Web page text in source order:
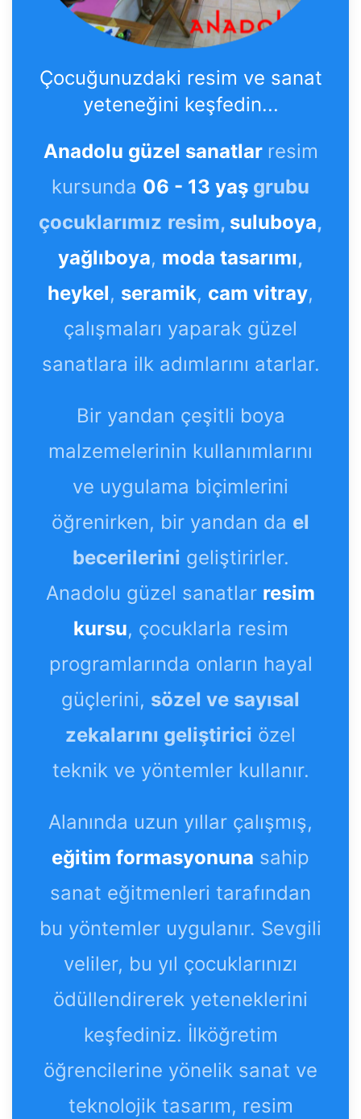
Çocuğunuzdaki resim ve sanat
yeteneğini keşfedin...
Anadolu güzel sanatlar resim
kursunda 06 - 13 yaş grubu
çocuklarımız resim, suluboya,
yağlıboya, moda tasarımı,
heykel, seramik, cam vitray,
çalışmaları yaparak güzel
sanatlara ilk adımlarını atarlar.
Bir yandan çeşitli boya
malzemelerinin kullanımlarını
ve uygulama biçimlerini
öğrenirken, bir yandan da el
becerilerini geliştirirler.
Anadolu güzel sanatlar resim
kursu, çocuklarla resim
programlarında onların hayal
güçlerini, sözel ve sayısal
zekalarını geliştirici özel
teknik ve yöntemler kullanır.
Alanında uzun yıllar çalışmış,
eğitim formasyonuna sahip
sanat eğitmenleri tarafından
bu yöntemler uygulanır. Sevgili
veliler, bu yıl çocuklarınızı
ödüllendirerek yeteneklerini
keşfediniz. İlköğretim
öğrencilerine yönelik sanat ve
teknolojik tasarım, resim